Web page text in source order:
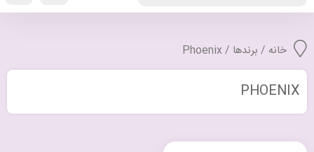
خانه / برندها / Phoenix
PHOENIX